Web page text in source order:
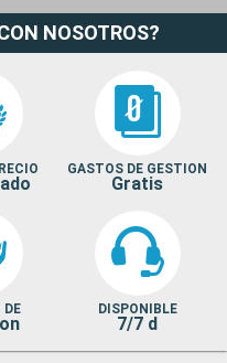
NOSOTROS?
GASTOS DE GESTION
Gratis
DE DISPONIBLE
7/7 d